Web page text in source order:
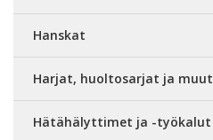
Hanskat
Harjat, huoltosarjat ja muut
Hätähälyttimet ja -työkalut